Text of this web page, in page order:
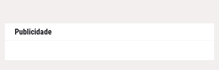
Publicidade